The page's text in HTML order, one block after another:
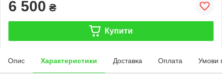
6 500 ₴
Купити
Опис Характеристики Доставка Оплата Умови